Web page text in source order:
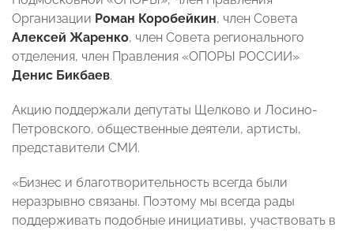
Организации Роман Коробейкин, член Совета
Алексей Жаренко, член Совета регионального
отделения, член Правления «ОПОРЫ РОССИИ»
Денис Бикбаев.
Акцию поддержали депутаты Щелково и Лосино-
Петровского, общественные деятели, артисты,
представители СМИ.
«Бизнес и благотворительность всегда были
неразрывно связаны. Поэтому мы всегда рады
поддерживать подобные инициативы, участвовать в